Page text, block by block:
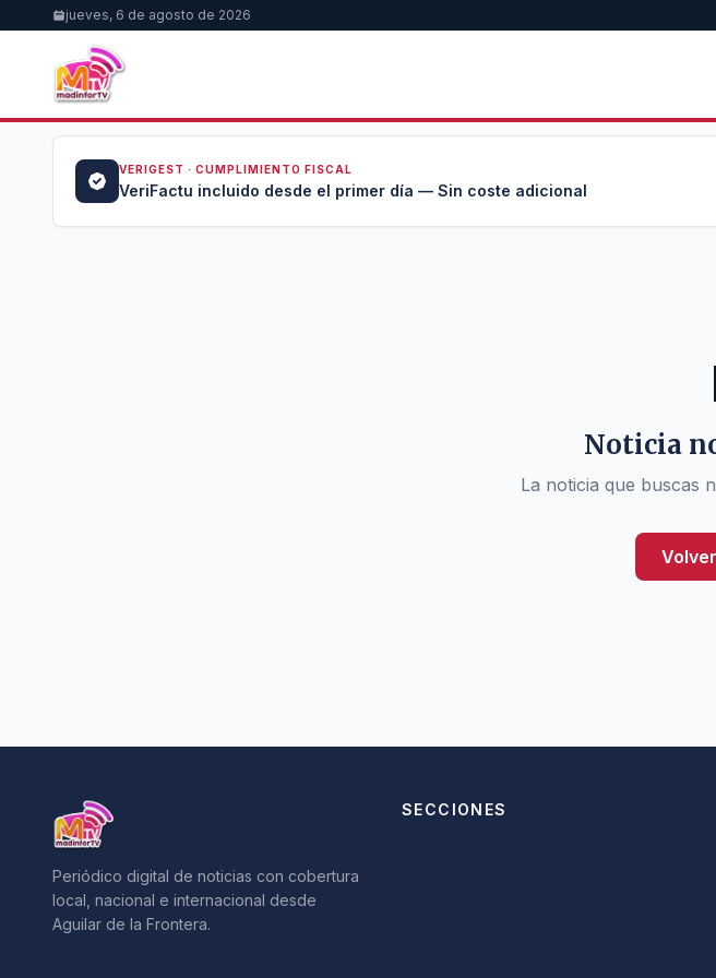
jueves, 6 de agosto de 2026
VERIGEST · CUMPLIMIENTO FISCAL
VeriFactu incluido desde el primer día — Sin coste adicional
Noticia
La noticia que buscas
Periódico digital de noticias con cobertura
local, nacional e internacional desde
Aguilar de la Frontera.
SECCIONES